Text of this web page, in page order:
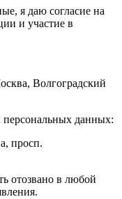
я даю согласие на
и участие в
Волгоградский
персональных данных:
просп.
отозвано в любой